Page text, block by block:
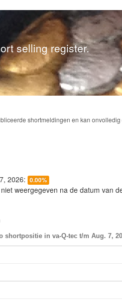
selling register.
shortmeldingen en kan onvolledig
2026: 0.00%
weergegeven na de datum van
shortpositie in va-Q-tec t/m Aug. 7,